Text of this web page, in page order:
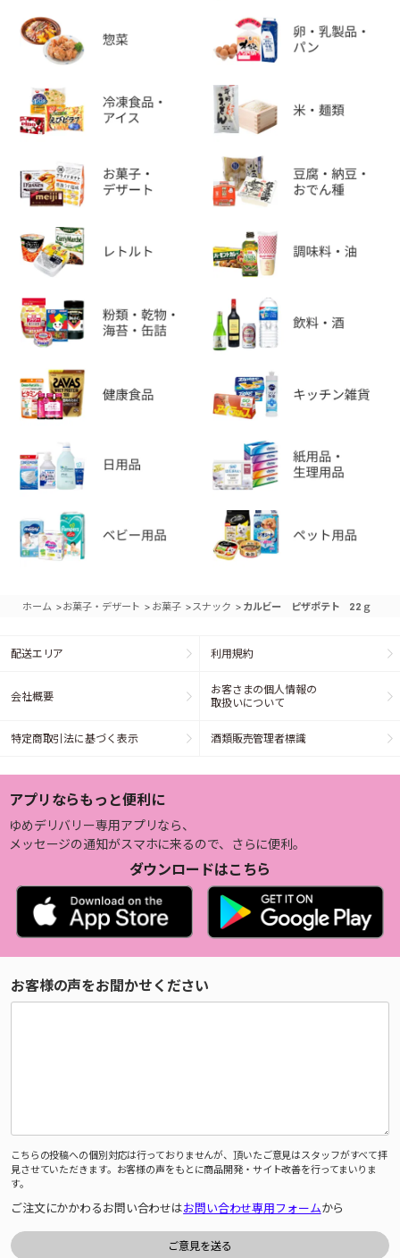
ホーム >お菓子・デザート > お菓子 > スナック > カルビー ピザポテト 22ｇ
配送エリア 利用規約
会社概要
お客さまの個人情報の
取扱いについて
特定商取引法に基づく表示 酒類販売管理者標識
アプリならもっと便利に
ゆめデリバリー専用アプリなら、
メッセージの通知がスマホに来るので、さらに便利。
ダウンロードはこちら
お客様の声をお聞かせください
こちらの投稿への個別対応は行っておりませんが、頂いたご意見はスタッフがすべて拝
見させていただきます。お客様の声をもとに商品開発・サイト改善を行ってまいりま
す。
ご注文にかかわるお問い合わせはお問い合わせ専用フォームから